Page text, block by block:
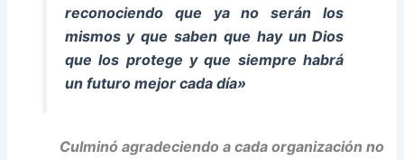
reconociendo que ya no serán los
mismos y que saben que hay un Dios
que los protege y que siempre habrá
un futuro mejor cada día»
Culminó agradeciendo a cada organización no